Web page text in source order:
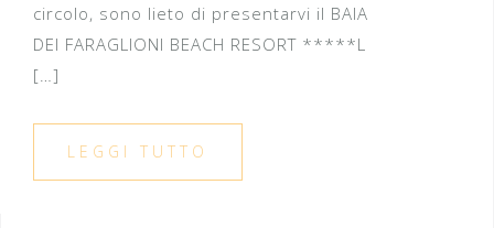
circolo, sono lieto di presentarvi il BAIA
DEI FARAGLIONI BEACH RESORT *****L
[…]
LEGGI TUTTO